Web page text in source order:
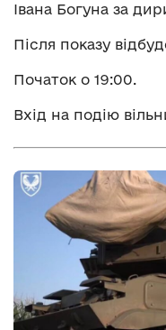
Івана Богуна за
Після показу
Початок о 19:00.
Вхід на подію